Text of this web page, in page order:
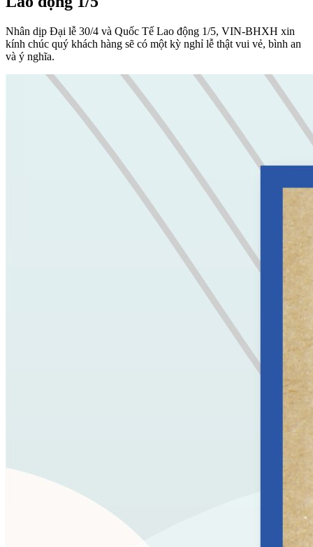
Nhân dịp Đại lễ 30/4 và Quốc Tế Lao động 1/5, VIN-BHXH xin
kính chúc quý khách hàng sẽ có một kỳ nghỉ lễ thật vui vẻ, bình an
và ý nghĩa.